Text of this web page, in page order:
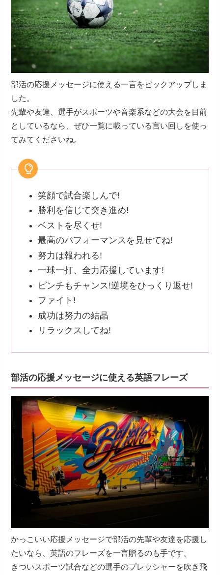
部活の応援メッセージに使える一言をピックアップしま
した。
先輩や友達、選手がスポーツや音楽系などの大会を目前
としているなら、ぜひ一覧に載っている言い回しを使っ
てみてくださいね。
笑顔で試合楽しんで!
勝利を信じて突き進め!
ベストを尽くせ!
最高のパフォーマンスを見せてね!
努力は報われる!
一球一打、全力応援しています!
ピンチもチャンス!逆境をひっくり返せ!
ファイト!
成功は努力の結晶
リラックスしてね!
部活の応援メッセージに使える英語フレーズ
かっこいい応援メッセージで部活の先輩や友達を応援し
たいなら、英語のフレーズを一言贈るのも手です。
きついスポーツ試合などの選手のプレッシャーを吹き飛